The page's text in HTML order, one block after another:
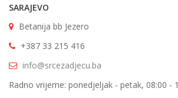
SARAJEVO
Betanija bb Jezero
+387 33 215 416
info@srcezadjecu.ba
Radno vrijeme: ponedjeljak - petak, 08:00 -